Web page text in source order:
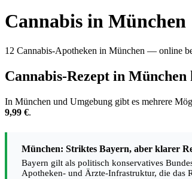
Cannabis in München
12 Cannabis-Apotheken in München — online
Cannabis-Rezept in München
In München und Umgebung gibt es mehrere
9,99 €.
München: Striktes Bayern, aber klarer
Bayern gilt als politisch konservatives
Apotheken- und Ärzte-Infrastruktur, die das